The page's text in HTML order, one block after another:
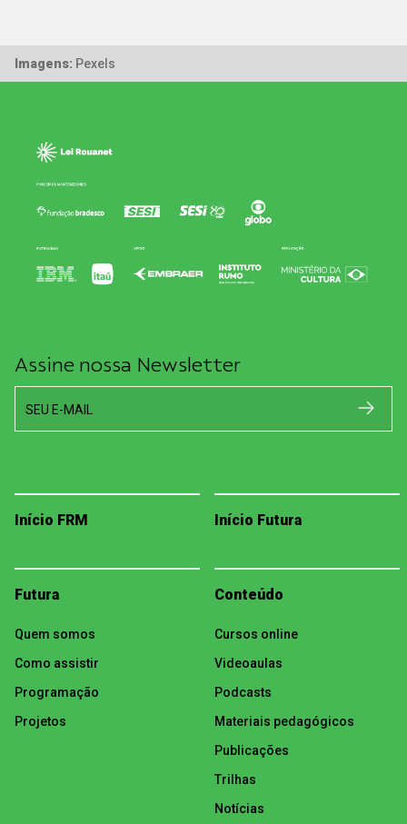
Imagens: Pexels
Assine nossa Newsletter
SEU E-MAIL
Início FRM Início Futura
Futura
Quem somos
Como assistir
Programação
Projetos
Conteúdo
Cursos online
Videoaulas
Podcasts
Materiais pedagógicos
Publicações
Trilhas
Notícias